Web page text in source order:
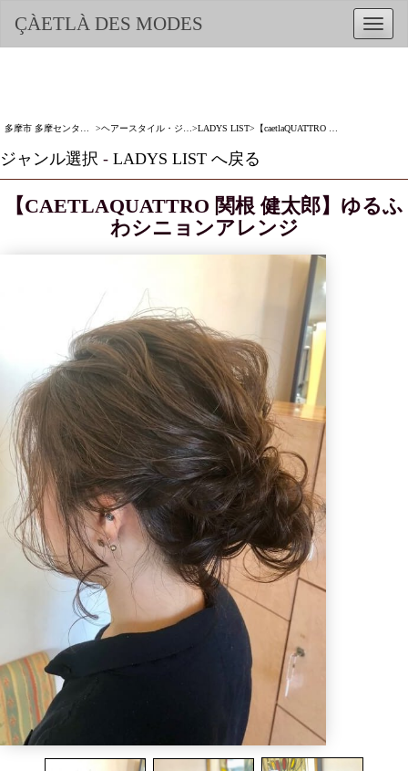
ÇÀETLÀ DES MODES
Toggle
MENU
SKIP TO CONTENT
多摩市 多摩センター 京王堀之内 若葉台 美容室 サエラデモード Caetla des modes > ヘアースタイル・ジャンル選択>LADYS LIST> 【caetlaQUATTRO 関根 健太郎】ゆるふわシニョンアレンジ
ジャンル選択 - LADYS LIST へ戻る
【CAETLAQUATTRO 関根 健太郎】ゆるふ
わシニョンアレンジ